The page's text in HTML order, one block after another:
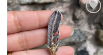
İstek
Listesine
Ekle